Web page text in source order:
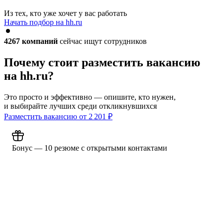
Из тех, кто уже хочет у вас работать
Начать подбор на hh.ru
4267 компаний сейчас ищут сотрудников
Почему стоит разместить вакансию
на hh.ru?
Это просто и эффективно — опишите, кто нужен,
и выбирайте лучших среди откликнувшихся
Разместить вакансию от 2 201 ₽
Бонус — 10 резюме с открытыми контактами